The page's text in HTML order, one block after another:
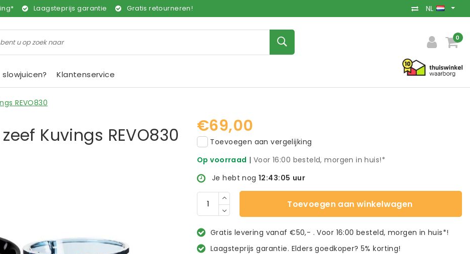
Laagsteprijs garantie Gratis retourneren! NL
0
Klantenservice
REVO830
Kuvings REVO830 €69,00
Toevoegen aan vergelijking
Op voorraad | Voor 16:00 besteld, morgen in huis!*
Je hebt nog 12:43:04 uur
Toevoegen aan winkelwagen
Gratis levering vanaf €50,- . Voor 16:00 besteld, morgen in huis*!
Laagsteprijs garantie. Elders goedkoper? 5% korting!